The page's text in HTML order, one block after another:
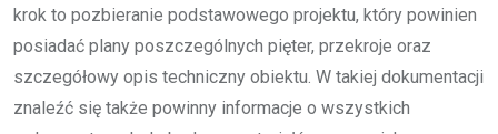
krok to pozbieranie podstawowego projektu, który powinien
posiadać plany poszczególnych pięter, przekroje oraz
szczegółowy opis techniczny obiektu. W takiej dokumentacji
znaleźć się także powinny informacje o wszystkich